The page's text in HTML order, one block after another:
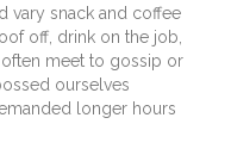
vary snack and coffee
off, drink on the job,
meet to gossip or
ourselves
longer hours